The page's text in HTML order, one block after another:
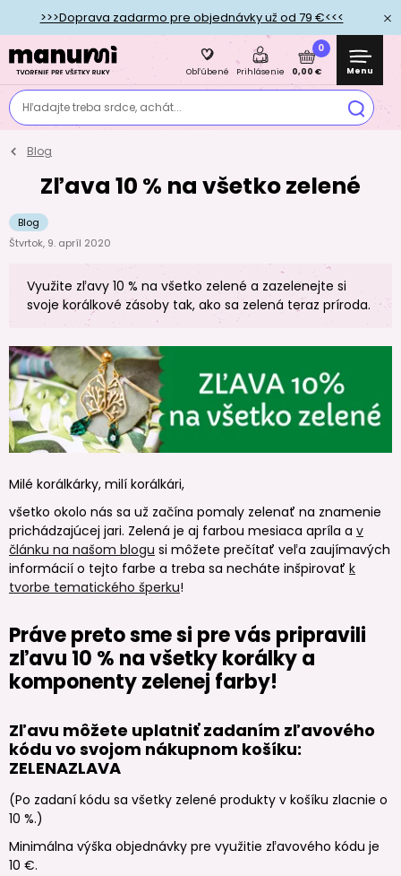
>>>Doprava zadarmo pre objednávky už od 79 €<<<
Hľadajte treba srdce, achát...
Obľúbené Prihlásenie
0
0,00 € Menu
Blog
Zľava 10 % na všetko zelené
Blog
Štvrtok, 9. apríl 2020
Využite zľavy 10 % na všetko zelené a zazelenejte si
svoje korálkové zásoby tak, ako sa zelená teraz príroda.
Milé korálkárky, milí korálkári,
všetko okolo nás sa už začína pomaly zelenať na znamenie
prichádzajúcej jari. Zelená je aj farbou mesiaca apríla a v
článku na našom blogu si môžete prečítať veľa zaujímavých
informácií o tejto farbe a treba sa necháte inšpirovať k
tvorbe tematického šperku!
Práve preto sme si pre vás pripravili
zľavu 10 % na všetky korálky a
komponenty zelenej farby!
Zľavu môžete uplatniť zadaním zľavového
kódu vo svojom nákupnom košíku:
ZELENAZLAVA
(Po zadaní kódu sa všetky zelené produkty v košíku zlacnie o
10 %.)
Minimálna výška objednávky pre využitie zľavového kódu je
10 €.